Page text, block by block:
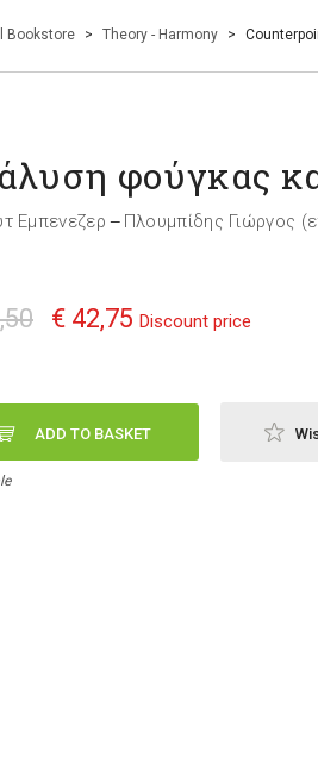
Bookstore > Theory - Harmony >
φούγκας
Εμπενεζερ — Πλουμπίδης Γιώργος
€ 42,75 Discount price
ADD TO BASKET